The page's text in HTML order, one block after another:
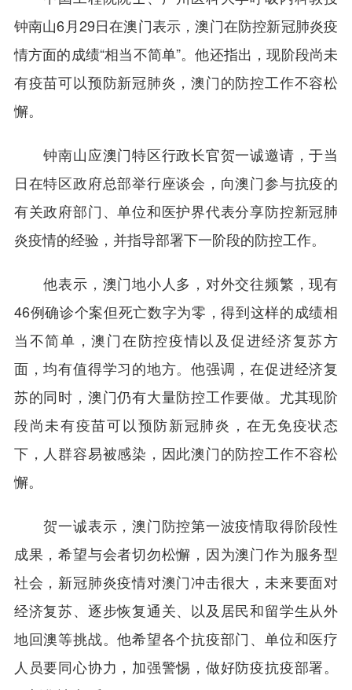
钟南山6月29日在澳门表示，澳门在防控新冠肺炎疫
情方面的成绩“相当不简单”。他还指出，现阶段尚未
有疫苗可以预防新冠肺炎，澳门的防控工作不容松
懈。
钟南山应澳门特区行政长官贺一诚邀请，于当
日在特区政府总部举行座谈会，向澳门参与抗疫的
有关政府部门、单位和医护界代表分享防控新冠肺
炎疫情的经验，并指导部署下一阶段的防控工作。
他表示，澳门地小人多，对外交往频繁，现有
46例确诊个案但死亡数字为零，得到这样的成绩相
当不简单，澳门在防控疫情以及促进经济复苏方
面，均有值得学习的地方。他强调，在促进经济复
苏的同时，澳门仍有大量防控工作要做。尤其现阶
段尚未有疫苗可以预防新冠肺炎，在无免疫状态
下，人群容易被感染，因此澳门的防控工作不容松
懈。
贺一诚表示，澳门防控第一波疫情取得阶段性
成果，希望与会者切勿松懈，因为澳门作为服务型
社会，新冠肺炎疫情对澳门冲击很大，未来要面对
经济复苏、逐步恢复通关、以及居民和留学生从外
地回澳等挑战。他希望各个抗疫部门、单位和医疗
人员要同心协力，加强警惕，做好防疫抗疫部署。